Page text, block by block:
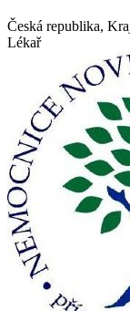
Česká republika,
Lékař